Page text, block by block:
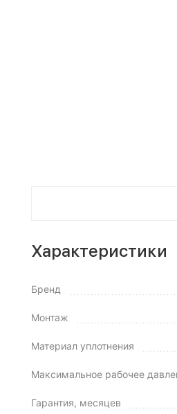
Характеристики
Бренд
Монтаж
Материал уплотнения
Максимальное рабочее
Гарантия, месяцев